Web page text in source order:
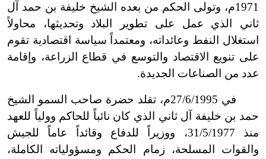
1971م، وتولى الحكم من بعده الشيخ خليفة بن حمد آل
ثاني الذي عمل على تطوير البلاد وتحديثها، محاولاً
استغلال النفط وعائداته، ومعتمداً سياسة اقتصادية تقوم
على تنويع الاقتصاد والتوسع في قطاع الزراعة، وإقامة
عدد من الصناعات الجديدة.
في 27/6/1995م، تقلد حضرة صاحب السمو الشيخ
حمد بن خليفة آل ثاني الذي كان نائباً للحاكم وولياً للعهد
منذ 31/5/1977، ووزيراً للدفاع وقائداً عاماً للجيش
والقوات المسلحة، زمام الحكم ومسؤولياته الكاملة،